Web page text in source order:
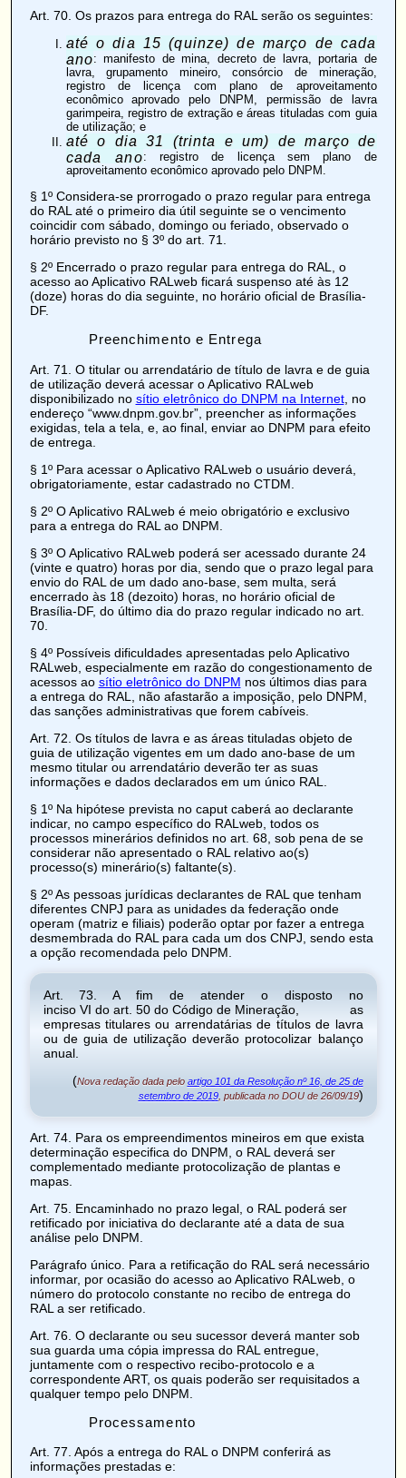
Art. 70. Os prazos para entrega do RAL serão os seguintes:
até o dia 15 (quinze) de março de cada
ano: manifesto de mina, decreto de lavra, portaria de
lavra, grupamento mineiro, consórcio de mineração,
registro de licença com plano de aproveitamento
econômico aprovado pelo DNPM, permissão de lavra
garimpeira, registro de extração e áreas tituladas com guia
de utilização; e
até o dia 31 (trinta e um) de março de
cada ano: registro de licença sem plano de
aproveitamento econômico aprovado pelo DNPM.
§ 1º Considera-se prorrogado o prazo regular para entrega
do RAL até o primeiro dia útil seguinte se o vencimento
coincidir com sábado, domingo ou feriado, observado o
horário previsto no § 3º do art. 71.
§ 2º Encerrado o prazo regular para entrega do RAL, o
acesso ao Aplicativo RALweb ficará suspenso até às 12
(doze) horas do dia seguinte, no horário oficial de Brasília-
DF.
Preenchimento e Entrega
Art. 71
. O titular ou arrendatário de título de lavra e de guia
de utilização deverá acessar o Aplicativo RALweb
disponibilizado no sítio eletrônico do DNPM na Internet, no
endereço “www.dnpm.gov.br”, preencher as informações
exigidas, tela a tela, e, ao final, enviar ao DNPM para efeito
de entrega.
§ 1º Para acessar o Aplicativo RALweb o usuário deverá,
obrigatoriamente, estar cadastrado no CTDM
§ 2º O Aplicativo RALweb é meio obrigatório e exclusivo
para a entrega do RAL ao DNPM.
§ 3º O Aplicativo RALweb poderá ser acessado durante 24
(vinte e quatro) horas por dia, sendo que o prazo legal para
envio do RAL de um dado ano-base, sem multa, será
encerrado às 18 (dezoito) horas, no horário oficial de
Brasília-DF, do último dia do prazo regular indicado no art.
70.
§ 4º Possíveis dificuldades apresentadas pelo Aplicativo
RALweb, especialmente em razão do congestionamento de
acessos ao sítio eletrônico do DNPM nos últimos dias para
a entrega do RAL, não afastarão a imposição, pelo DNPM,
das sanções administrativas que forem cabíveis.
Art. 72 . Os títulos de lavra e as áreas tituladas objeto de
guia de utilização vigentes em um dado ano-base de um
mesmo titular ou arrendatário deverão ter as suas
informações e dados declarados em um único RAL.
§ 1º Na hipótese prevista no caput caberá ao declarante
indicar, no campo específico do RALweb, todos os
processos minerários definidos no art. 68, sob pena de se
considerar não apresentado o RAL relativo ao(s)
processo(s) minerário(s) faltante(s).
§ 2º As pessoas jurídicas declarantes de RAL que tenham
diferentes CNPJ para as unidades da federação onde
operam (matriz e filiais) poderão optar por fazer a entrega
desmembrada do RAL para cada um dos CNPJ, sendo esta
a opção recomendada pelo DNPM.
Art. 73 . A fim de atender o disposto no
inciso VI do art. 50 do Código de Mineração, as
empresas titulares ou arrendatárias de títulos de lavra
ou de guia de utilização deverão protocolizar balanço
anual.
(Nova redação dada pelo artigo 101 da Resolução nº 16, de 25 de
setembro de 2019, publicada no DOU de 26/09/19)
Art. 74. Para os empreendimentos mineiros em que exista
determinação especifica do DNPM, o RAL deverá ser
complementado mediante protocolização de plantas e
mapas.
Art. 75. Encaminhado no prazo legal, o RAL poderá ser
retificado por iniciativa do declarante até a data de sua
análise pelo DNPM.
Parágrafo único. Para a retificação do RAL será necessário
informar, por ocasião do acesso ao Aplicativo RALweb, o
número do protocolo constante no recibo de entrega do
RAL a ser retificado.
Art. 76. O declarante ou seu sucessor deverá manter sob
sua guarda uma cópia impressa do RAL entregue,
juntamente com o respectivo recibo-protocolo e a
correspondente ART, os quais poderão ser requisitados a
qualquer tempo pelo DNPM.
Processamento
Art. 77. Após a entrega do RAL o DNPM conferirá as
informações prestadas e: